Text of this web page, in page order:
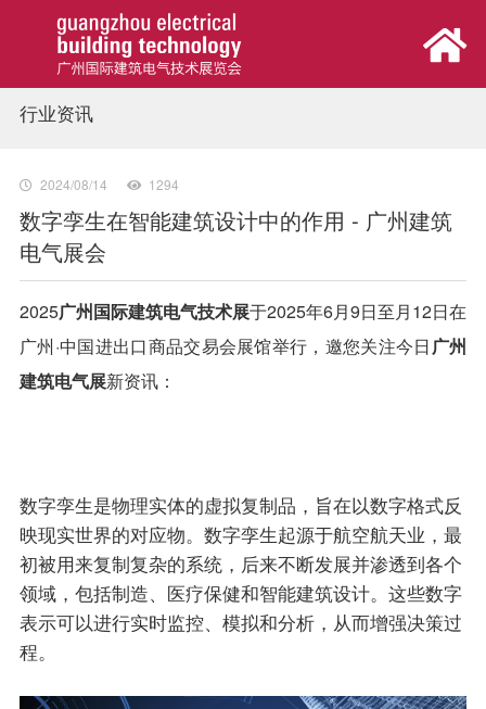
首页
展会概览
观众中心
参展中心
同期活动
联系我们
EN
行业资讯
2024/08/14 1294
数字孪生在智能建筑设计中的作用 - 广州建筑
电气展会
2025广州国际建筑电气技术展于2025年6月9日至月12日在
广州·中国进出口商品交易会展馆举行，邀您关注今日广州
建筑电气展新资讯：
数字孪生是物理实体的虚拟复制品，旨在以数字格式反
映现实世界的对应物。数字孪生起源于航空航天业，最
初被用来复制复杂的系统，后来不断发展并渗透到各个
领域，包括制造、医疗保健和智能建筑设计。这些数字
表示可以进行实时监控、模拟和分析，从而增强决策过
程。